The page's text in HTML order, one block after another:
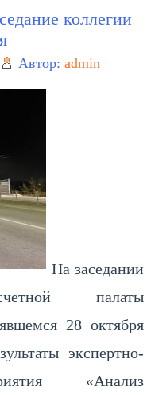
коллегии
Автор: admin
На заседании
палаты
28 октября
экспертно-
«Анализ